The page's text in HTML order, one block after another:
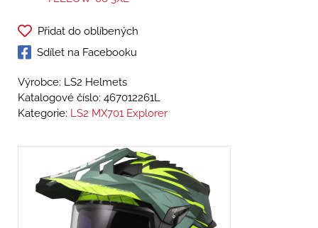
Přidat do oblíbených
Sdílet na Facebooku
Výrobce: LS2 Helmets
Katalogové číslo: 467012261L
Kategorie: LS2 MX701 Explorer